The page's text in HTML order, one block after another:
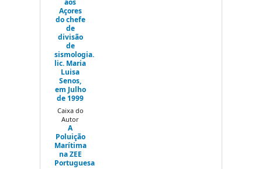
aos
Açores
do chefe
de
divisão
de
sismologia.
lic. Maria
Luisa
Senos,
em Julho
de 1999
Caixa do
Autor
A
Poluição
Marítima
na ZEE
Portuguesa